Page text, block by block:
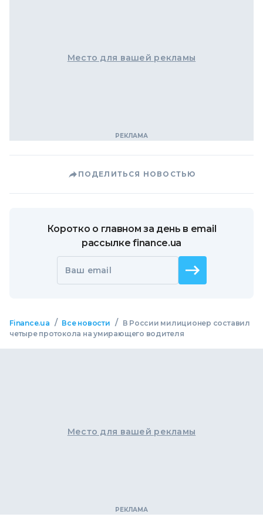
Место для вашей рекламы
ПОДЕЛИТЬСЯ НОВОСТЬЮ
Коротко о главном за день в email
рассылке finance.ua
Ваш email
Finance.ua / Все новости /
В России милиционер составил
четыре протокола на умирающего водителя
Место для вашей рекламы